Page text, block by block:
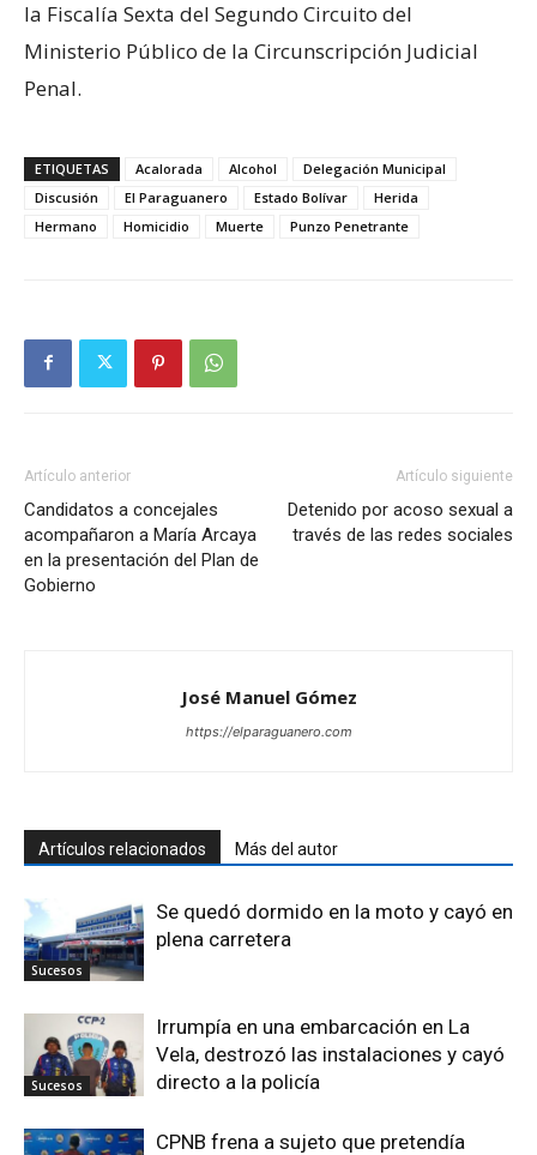
la Fiscalía Sexta del Segundo Circuito del
Ministerio Público de la Circunscripción Judicial
Penal.
ETIQUETAS Acalorada Alcohol
Delegación Municipal
Discusión
El Paraguanero Estado Bolívar
Herida
Hermano
Homicidio Muerte Punzo Penetrante
Artículo anterior
Candidatos a concejales
acompañaron a María Arcaya
en la presentación del Plan de
Gobierno
Artículo siguiente
Detenido por acoso sexual a
través de las redes sociales
José Manuel Gómez
https://elparaguanero.com
Artículos relacionados Más del autor
Sucesos
Se quedó dormido en la moto y cayó en
plena carretera
Sucesos
Irrumpía en una embarcación en La
Vela, destrozó las instalaciones y cayó
directo a la policía
CPNB frena a sujeto que pretendía